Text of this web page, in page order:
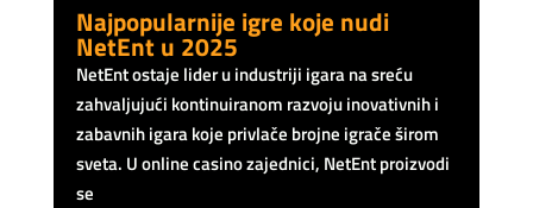
Najpopularnije igre koje nudi
NetEnt u 2025
NetEnt ostaje lider u industriji igara na sreću
zahvaljujući kontinuiranom razvoju inovativnih i
zabavnih igara koje privlače brojne igrače širom
sveta. U online casino zajednici, NetEnt proizvodi
se